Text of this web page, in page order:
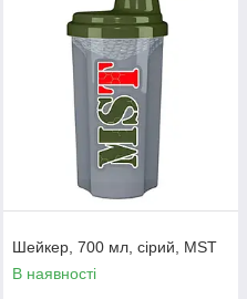
Шейкер, 700 мл, сірий, MST
В наявності